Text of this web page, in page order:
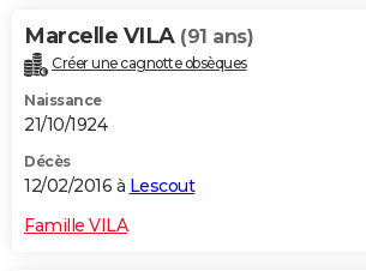
Marcelle VILA (91 ans)
Créer une cagnotte obsèques
Naissance
21/10/1924
Décès
12/02/2016 à Lescout
Famille VILA